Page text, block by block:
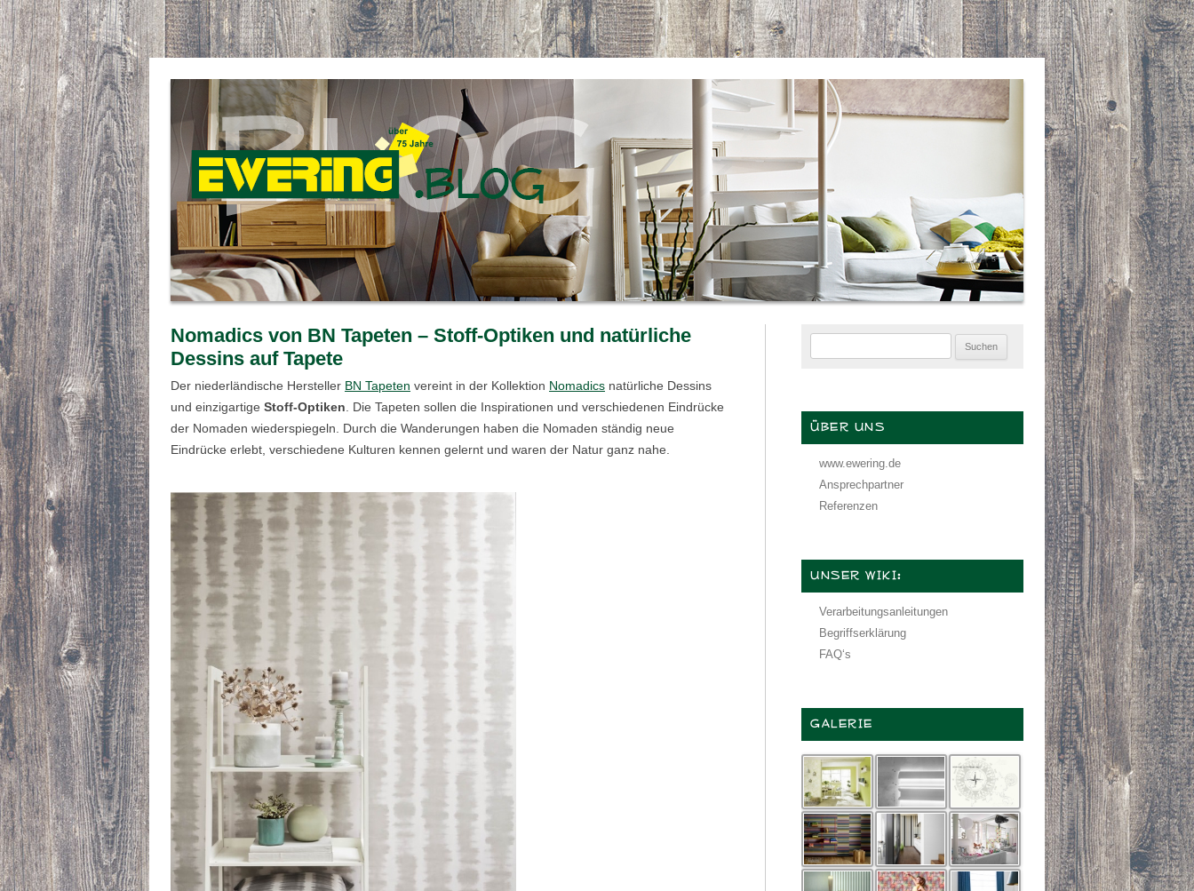
Nomadics von BN Tapeten – Stoff-Optiken und natürliche
Dessins auf Tapete
Der niederländische Hersteller BN Tapeten vereint in der Kollektion Nomadics natürliche Dessins
und einzigartige Stoff-Optiken . Die Tapeten sollen die Inspirationen und verschiedenen Eindrücke
der Nomaden wiederspiegeln. Durch die Wanderungen haben die Nomaden ständig neue
Eindrücke erlebt, verschiedene Kulturen kennen gelernt und waren der Natur ganz nahe.
ÜBER UNS
www.ewering.de
Ansprechpartner
Referenzen
UNSER WIKI:
Verarbeitungsanleitungen
Begriffserklärung
FAQ‘s
GALERIE